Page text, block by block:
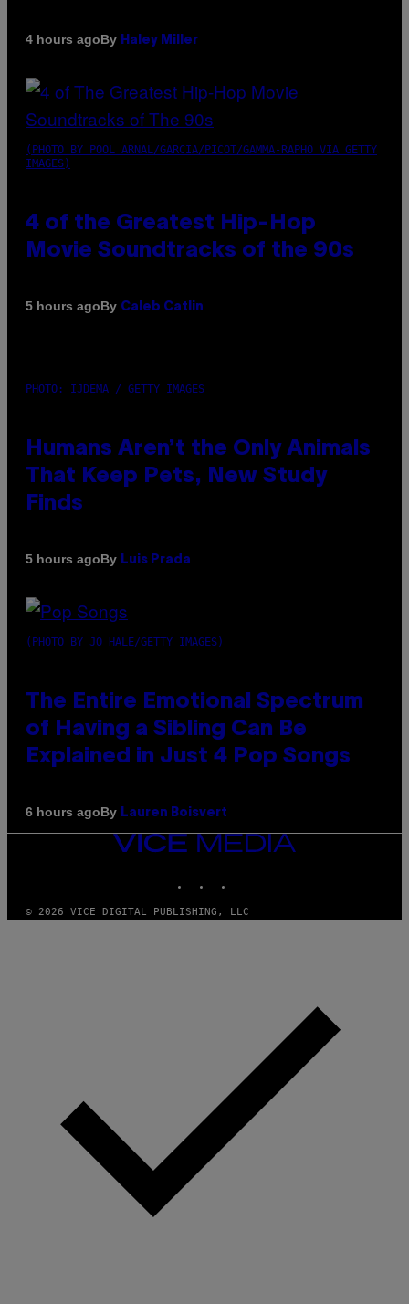
4 hours agoBy Haley Miller
(PHOTO BY POOL ARNAL/GARCIA/PICOT/GAMMA-RAPHO VIA GETTY
IMAGES)
4 of the Greatest Hip-Hop
Movie Soundtracks of the 90s
5 hours agoBy Caleb Catlin
PHOTO: IJDEMA / GETTY IMAGES
Humans Aren’t the Only Animals
That Keep Pets, New Study
Finds
5 hours agoBy Luis Prada
(PHOTO BY JO HALE/GETTY IMAGES)
The Entire Emotional Spectrum
of Having a Sibling Can Be
Explained in Just 4 Pop Songs
6 hours agoBy Lauren Boisvert
VICE
MEDIA
© 2026 VICE DIGITAL PUBLISHING, LLC